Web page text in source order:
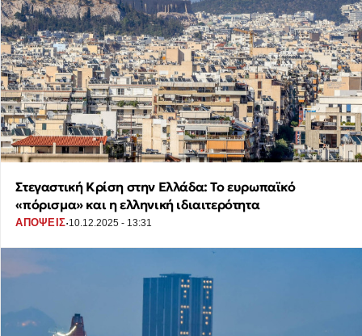
Στεγαστική Κρίση στην Ελλάδα: Το ευρωπαϊκό
«πόρισμα» και η ελληνική ιδιαιτερότητα
ΑΠΟΨΕΙΣ·10.12.2025 - 13:31